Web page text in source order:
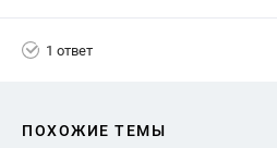
1 ответ
ПОХОЖИЕ ТЕМЫ